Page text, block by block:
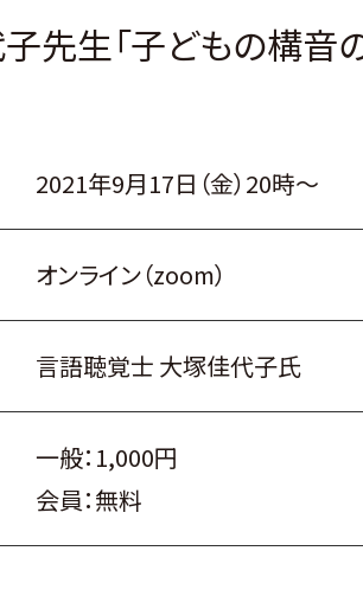
先生「子どもの構音
2021年9月17日（金）20時～
オンライン（zoom）
言語聴覚士 大塚佳代子氏
一般：1,000円
会員：無料